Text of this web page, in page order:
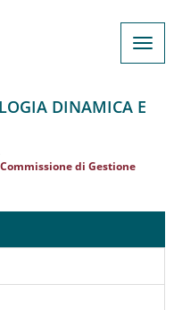
DINAMICA E
di Gestione